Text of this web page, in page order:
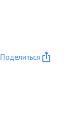
Поделиться